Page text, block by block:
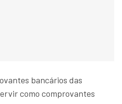
bancários das
como comprovantes